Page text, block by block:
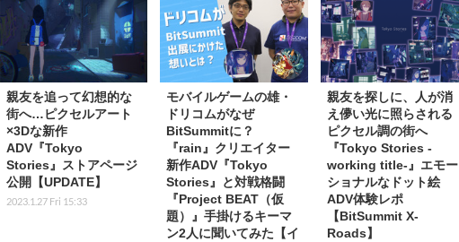
親友を追って幻想的な
街へ…ピクセルアート
×3Dな新作
ADV『Tokyo
Stories』ストアページ
公開【UPDATE】
2023.1.27 Fri 15:33
モバイルゲームの雄・
ドリコムがなぜ
BitSummitに？
『rain』クリエイター
新作ADV『Tokyo
Stories』と対戦格闘
『Project BEAT（仮
題）』手掛けるキーマ
ン2人に聞いてみた【イ
親友を探しに、人が消
え儚い光に照らされる
ピクセル調の街へ
『Tokyo Stories -
working title-』エモー
ショナルなドット絵
ADV体験レポ
【BitSummit X-
Roads】